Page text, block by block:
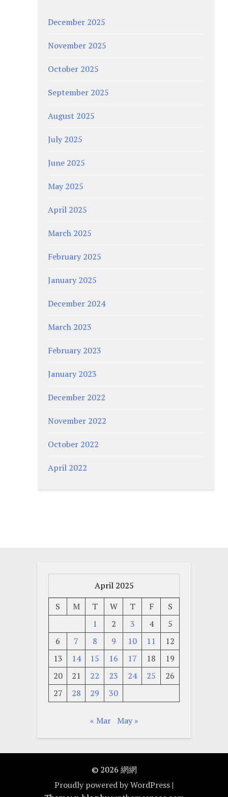
December 2025
November 2025
October 2025
September 2025
August 2025
July 2025
June 2025
May 2025
April 2025
March 2025
February 2025
January 2025
December 2024
March 2023
February 2023
January 2023
December 2022
November 2022
October 2022
April 2022
April 2025
S
M T W T F
S
1
2 3 4
5
6
7 8 9 10 11
12
13
14 15 16 17 18
19
20
21 22 23 24 25
26
27
28 29 30
« Mar May »
© 2026 網網
Proudly powered by WordPress |